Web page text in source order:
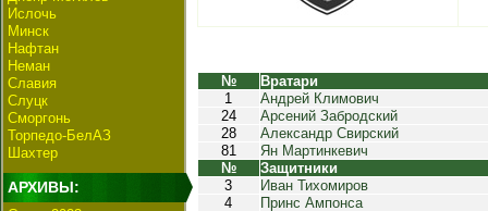
Ислочь
Минск
Нафтан
Неман
Славия
Слуцк
Сморгонь
Торпедо-БелАЗ
Шахтер
АРХИВЫ:
№
Вратари
1
Андрей Климович
24
Арсений Забродский
28
Александр Свирский
81
Ян Мартинкевич
№
Защитники
3
Иван Тихомиров
4
Принс Ампонса